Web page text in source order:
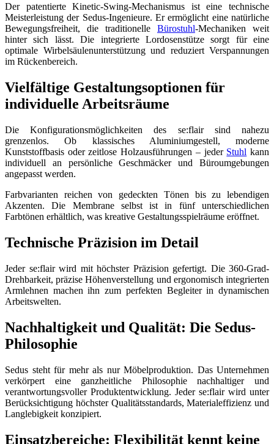
Der patentierte Kinetic-Swing-Mechanismus ist eine technische
Meisterleistung der Sedus-Ingenieure. Er ermöglicht eine natürliche
Bewegungsfreiheit, die traditionelle Bürostuhl-Mechaniken weit
hinter sich lässt. Die integrierte Lordosenstütze sorgt für eine
optimale Wirbelsäulenunterstützung und reduziert Verspannungen
im Rückenbereich.
Vielfältige Gestaltungsoptionen für
individuelle Arbeitsräume
Die Konfigurationsmöglichkeiten des se:flair sind nahezu
grenzenlos. Ob klassisches Aluminiumgestell, moderne
Kunststoffbasis oder zeitlose Holzausführungen – jeder Stuhl kann
individuell an persönliche Geschmäcker und Büroumgebungen
angepasst werden.
Farbvarianten reichen von gedeckten Tönen bis zu lebendigen
Akzenten. Die Membrane selbst ist in fünf unterschiedlichen
Farbtönen erhältlich, was kreative Gestaltungsspielräume eröffnet.
Technische Präzision im Detail
Jeder se:flair wird mit höchster Präzision gefertigt. Die 360-Grad-
Drehbarkeit, präzise Höhenverstellung und ergonomisch integrierten
Armlehnen machen ihn zum perfekten Begleiter in dynamischen
Arbeitswelten.
Nachhaltigkeit und Qualität: Die Sedus-
Philosophie
Sedus steht für mehr als nur Möbelproduktion. Das Unternehmen
verkörpert eine ganzheitliche Philosophie nachhaltiger und
verantwortungsvoller Produktentwicklung. Jeder se:flair wird unter
Berücksichtigung höchster Qualitätsstandards, Materialeffizienz und
Langlebigkeit konzipiert.
Einsatzbereiche: Flexibilität kennt keine